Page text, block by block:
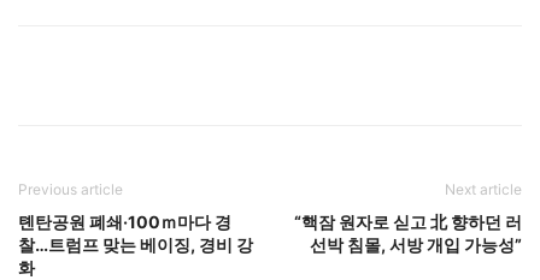
Previous article
톈탄공원 폐쇄·100ｍ마다 경
찰…트럼프 맞는 베이징, 경비 강
화
Next article
“핵잠 원자로 싣고 北 향하던 러
선박 침몰, 서방 개입 가능성”